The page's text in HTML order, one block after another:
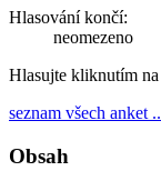
Hlasování končí:
neomezeno
Hlasujte kliknutím
seznam všech anket
Obsah